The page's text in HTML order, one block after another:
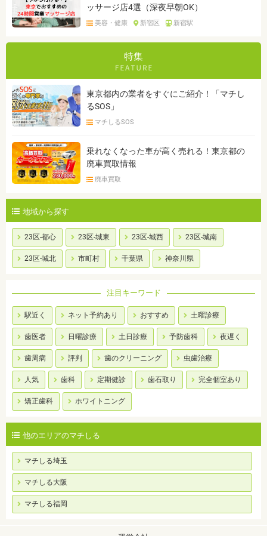
ッサージ店4選（深夜早朝OK）
美容・健康 新宿区 新宿駅
特集
東京都内の業者をすぐにご紹介！「マチし
るSOS」
マチしるSOS
乗れなくなった車が高く売れる！東京都の
廃車買取情報
廃車買取
地域から探す
23区-都心 23区-城東 23区-城西 23区-城南
23区-城北 市町村 千葉県 神奈川県
注目キーワード
駅近く ネット予約あり おすすめ 土曜診療
歯医者 日曜診療 土日診療 予防歯科 夜遅く
歯周病 評判 歯のクリーニング 虫歯治療
人気 歯科 定期健診 歯石取り 完全個室あり
矯正歯科 ホワイトニング
他のエリアのマチしる
マチしる埼玉
マチしる大阪
マチしる福岡